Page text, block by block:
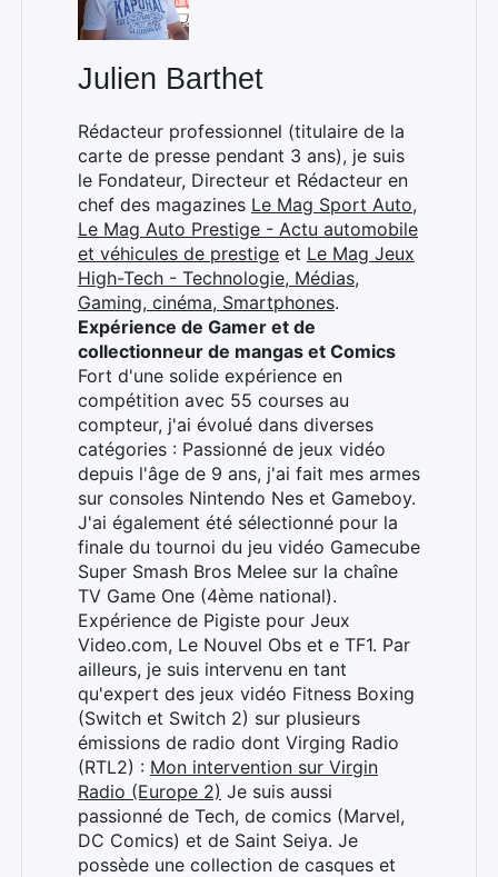
Julien Barthet
Rédacteur professionnel (titulaire de la
carte de presse pendant 3 ans), je suis
le Fondateur, Directeur et Rédacteur en
chef des magazines Le Mag Sport Auto,
Le Mag Auto Prestige - Actu automobile
et véhicules de prestige et Le Mag Jeux
High-Tech - Technologie, Médias,
Gaming, cinéma, Smartphones.
Expérience de Gamer et de
collectionneur de mangas et Comics
Fort d'une solide expérience en
compétition avec 55 courses au
compteur, j'ai évolué dans diverses
catégories : Passionné de jeux vidéo
depuis l'âge de 9 ans, j'ai fait mes armes
sur consoles Nintendo Nes et Gameboy.
J'ai également été sélectionné pour la
finale du tournoi du jeu vidéo Gamecube
Super Smash Bros Melee sur la chaîne
TV Game One (4ème national).
Expérience de Pigiste pour Jeux
Video.com, Le Nouvel Obs et e TF1. Par
ailleurs, je suis intervenu en tant
qu'expert des jeux vidéo Fitness Boxing
(Switch et Switch 2) sur plusieurs
émissions de radio dont Virging Radio
(RTL2) : Mon intervention sur Virgin
Radio (Europe 2) Je suis aussi
passionné de Tech, de comics (Marvel,
DC Comics) et de Saint Seiya. Je
possède une collection de casques et
Rechercher